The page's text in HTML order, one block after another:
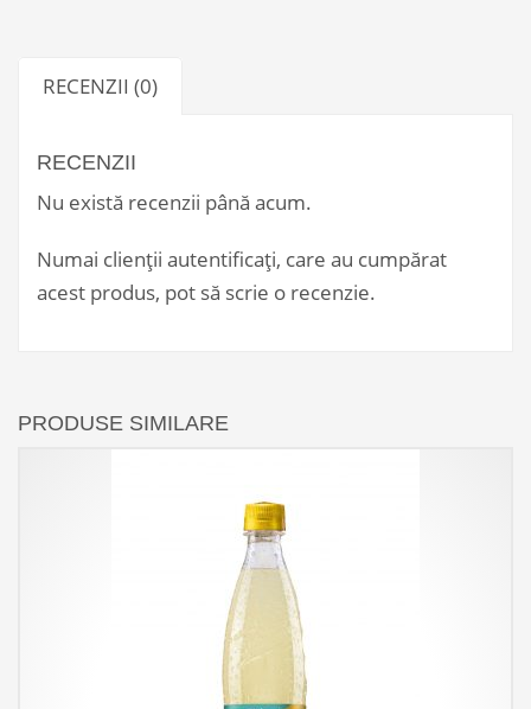
RECENZII (0)
RECENZII
Nu există recenzii până acum.
Numai clienții autentificați, care au cumpărat
acest produs, pot să scrie o recenzie.
PRODUSE SIMILARE